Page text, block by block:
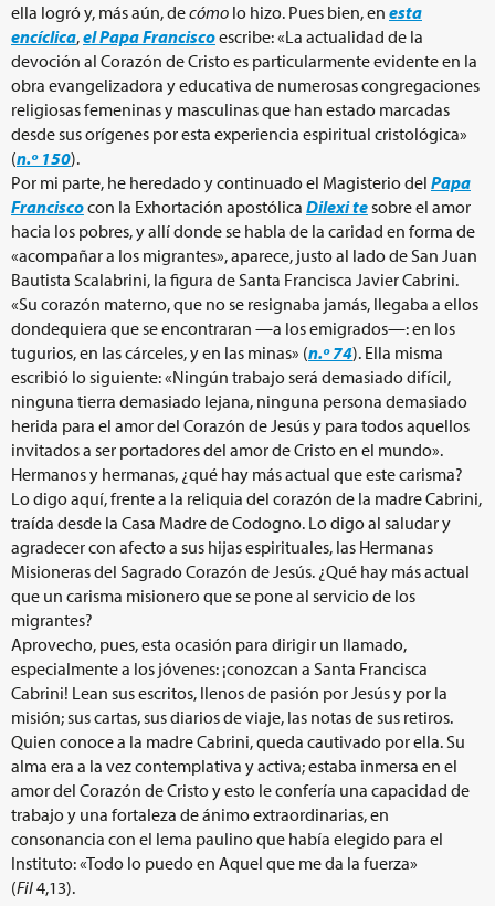
ella logró y, más aún, decómo lo hizo. Pues bien, en esta
encíclica,el Papa Franciscoescribe: «La actualidad de la
devoción al Corazón de Cristo es particularmente evidente en la
obra evangelizadora y educativa de numerosas congregaciones
religiosas femeninas y masculinas que han estado marcadas
desde sus orígenes por esta experiencia espiritual cristológica»
(n.º 150).
Por mi parte, he heredado y continuado el Magisterio del Papa
Franciscocon la Exhortación apostólica Dilexi te sobre el amor
hacia los pobres, y allí donde se habla de la caridad en forma de
«acompañar a los migrantes», aparece, justo al lado de San Juan
Bautista Scalabrini, la figura de Santa Francisca Javier Cabrini.
«Su corazón materno, que no se resignaba jamás, llegaba a ellos
dondequiera que se encontraran —a los emigrados—: en los
tugurios, en las cárceles, y en las minas» (n.º 74). Ella misma
escribió lo siguiente: «Ningún trabajo será demasiado difícil,
ninguna tierra demasiado lejana, ninguna persona demasiado
herida para el amor del Corazón de Jesús y para todos aquellos
invitados a ser portadores del amor de Cristo en el mundo».
Hermanos y hermanas, ¿qué hay más actual que este carisma?
Lo digo aquí, frente a la reliquia del corazón de la madre Cabrini,
traída desde la Casa Madre de Codogno. Lo digo al saludar y
agradecer con afecto a sus hijas espirituales, las Hermanas
Misioneras del Sagrado Corazón de Jesús. ¿Qué hay más actual
que un carisma misionero que se pone al servicio de los
migrantes?
Aprovecho, pues, esta ocasión para dirigir un llamado,
especialmente a los jóvenes: ¡conozcan a Santa Francisca
Cabrini! Lean sus escritos, llenos de pasión por Jesús y por la
misión; sus cartas, sus diarios de viaje, las notas de sus retiros.
Quien conoce a la madre Cabrini, queda cautivado por ella. Su
alma era a la vez contemplativa y activa; estaba inmersa en el
amor del Corazón de Cristo y esto le confería una capacidad de
trabajo y una fortaleza de ánimo extraordinarias, en
consonancia con el lema paulino que había elegido para el
Instituto: «Todo lo puedo en Aquel que me da la fuerza»
(Fil4,13).